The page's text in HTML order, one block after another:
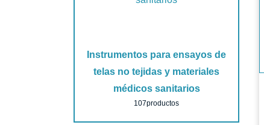
Instrumentos para ensayos de
telas no tejidas y materiales
médicos sanitarios
107productos